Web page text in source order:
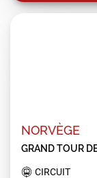
NORVÈGE
GRAND TOUR
CIRCUIT